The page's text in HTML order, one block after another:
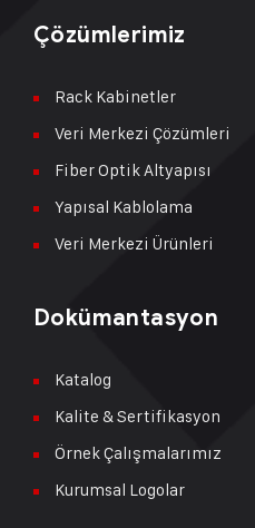
Çözümlerimiz
Rack Kabinetler
Veri Merkezi Çözümleri
Fiber Optik Altyapısı
Yapısal Kablolama
Veri Merkezi Ürünleri
Dokümantasyon
Katalog
Kalite & Sertifikasyon
Örnek Çalışmalarımız
Kurumsal Logolar